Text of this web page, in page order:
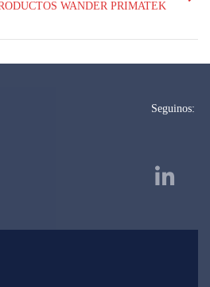
WANDER PRIMATEK
Seguinos: